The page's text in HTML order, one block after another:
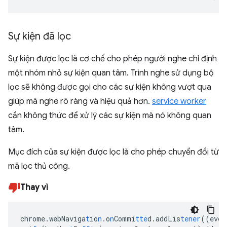
Sự kiện đã lọc
Sự kiện được lọc là cơ chế cho phép người nghe chỉ định
một nhóm nhỏ sự kiện quan tâm. Trình nghe sử dụng bộ
lọc sẽ không được gọi cho các sự kiện không vượt qua
giúp mã nghe rõ ràng và hiệu quả hơn. service worker
cần không thức để xử lý các sự kiện mà nó không quan
tâm.
Mục đích của sự kiện được lọc là cho phép chuyển đổi từ
mã lọc thủ công.
Thay vì
chrome.webNavigation .onCommitted.addListener((eve